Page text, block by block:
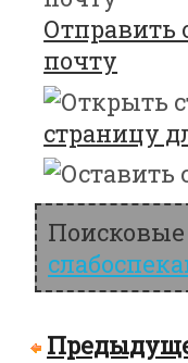
Отправить
почту
страницу
Поисковые